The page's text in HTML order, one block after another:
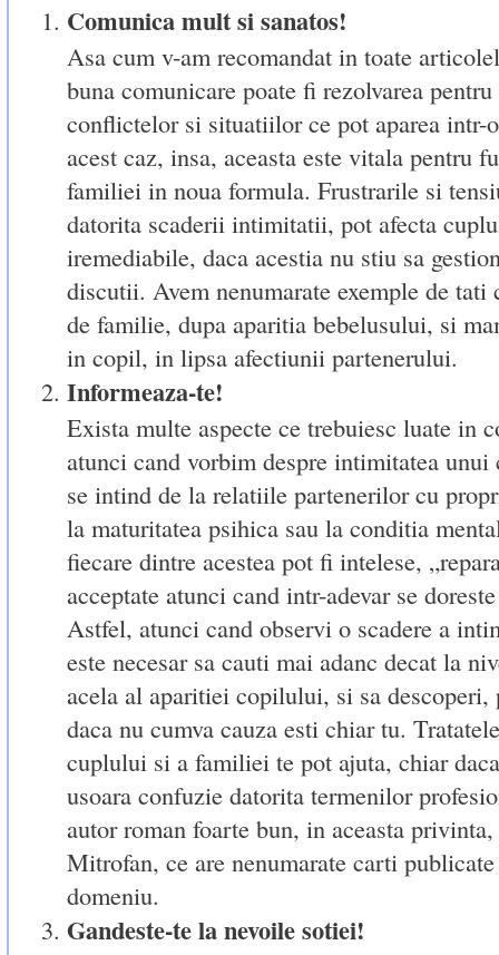
Comunica mult si sanatos!
Asa cum v-am recomandat in toate
buna comunicare poate fi rezolvarea
conflictelor si situatiilor ce pot aparea intr-
acest caz, insa, aceasta este vitala pentru
familiei in noua formula. Frustrarile si
datorita scaderii intimitatii, pot afecta
iremediabile, daca acestia nu stiu sa
discutii. Avem nenumarate exemple de tati
de familie, dupa aparitia bebelusului, si
in copil, in lipsa afectiunii partenerului.
Informeaza-te!
Exista multe aspecte ce trebuiesc luate in
atunci cand vorbim despre intimitatea unui
se intind de la relatiile partenerilor cu
la maturitatea psihica sau la conditia
fiecare dintre acestea pot fi intelese,
acceptate atunci cand intr-adevar se
Astfel, atunci cand observi o scadere a
este necesar sa cauti mai adanc decat la
acela al aparitiei copilului, si sa
daca nu cumva cauza esti chiar tu.
cuplului si a familiei te pot ajuta, chiar
usoara confuzie datorita termenilor
autor roman foarte bun, in aceasta
Mitrofan, ce are nenumarate carti
domeniu.
Gandeste-te la nevoile sotiei!